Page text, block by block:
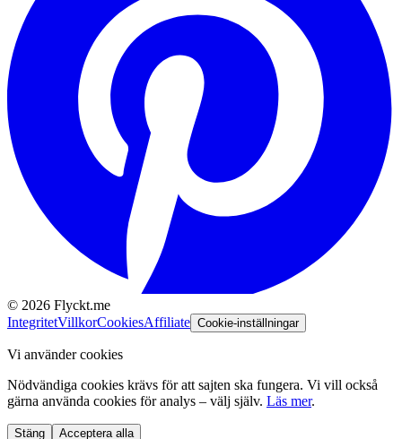
© 2026 Flyckt.me
IntegritetVillkorCookiesAffiliate Cookie-inställningar
Vi använder cookies
Nödvändiga cookies krävs för att sajten ska fungera. Vi vill också
gärna använda cookies för analys – välj själv. Läs mer.
Stäng Acceptera alla